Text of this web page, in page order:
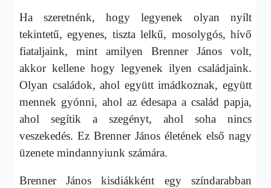
Ha szeretnénk, hogy legyenek olyan nyílt
tekintetű, egyenes, tiszta lelkű, mosolygós, hívő
fiataljaink, mint amilyen Brenner János volt,
akkor kellene hogy legyenek ilyen családjaink.
Olyan családok, ahol együtt imádkoznak, együtt
mennek gyónni, ahol az édesapa a család papja,
ahol segítik a szegényt, ahol soha nincs
veszekedés. Ez Brenner János életének első nagy
üzenete mindannyiunk számára.
Brenner János kisdiákként egy színdarabban